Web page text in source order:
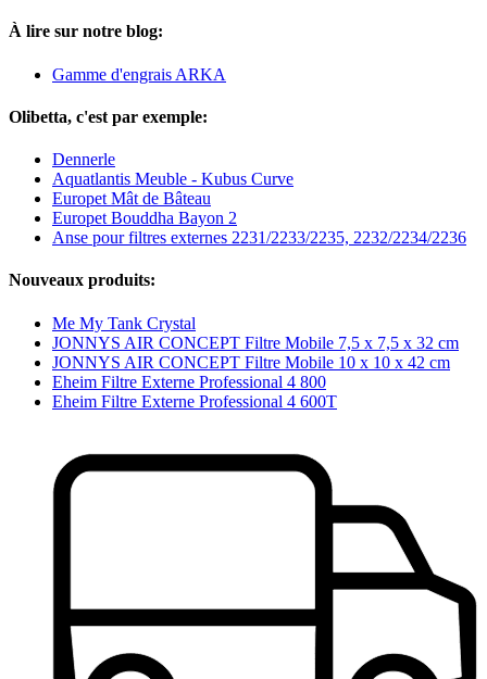
À lire sur notre blog:
Gamme d'engrais ARKA
Olibetta, c'est par exemple:
Dennerle
Aquatlantis Meuble - Kubus Curve
Europet Mât de Bâteau
Europet Bouddha Bayon 2
Anse pour filtres externes 2231/2233/2235, 2232/2234/2236
Nouveaux produits:
Me My Tank Crystal
JONNYS AIR CONCEPT Filtre Mobile 7,5 x 7,5 x 32 cm
JONNYS AIR CONCEPT Filtre Mobile 10 x 10 x 42 cm
Eheim Filtre Externe Professional 4 800
Eheim Filtre Externe Professional 4 600T